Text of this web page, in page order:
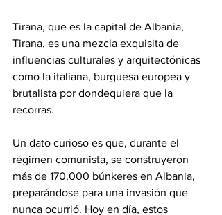
Tirana, que es la capital de Albania,
Tirana, es una mezcla exquisita de
influencias culturales y arquitectónicas
como la italiana, burguesa europea y
brutalista por dondequiera que la
recorras.
Un dato curioso es que, durante el
régimen comunista, se construyeron
más de 170,000 búnkeres en Albania,
preparándose para una invasión que
nunca ocurrió. Hoy en día, estos